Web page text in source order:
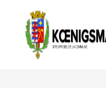
contenu